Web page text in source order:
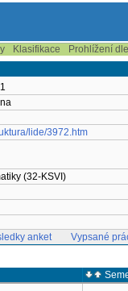
Klasifikace Prohlížení
lide/3972.htm
(32-KSVI)
anket Vypsané